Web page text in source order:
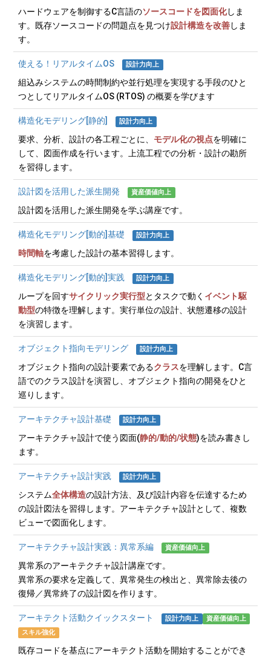
ハードウェアを制御するC言語のソースコードを図面化しま
す。既存ソースコードの問題点を見つけ設計構造を改善しま
す。
使える！リアルタイムOS 設計力向上
組込みシステムの時間制約や並行処理を実現する手段のひと
つとしてリアルタイムOS (RTOS) の概要を学びます
構造化モデリング[静的] 設計力向上
要求、分析、設計の各工程ごとに、 モデル化の視点を明確に
して、図面作成を行います。上流工程での分析・設計の勘所
を習得します。
設計図を活用した派生開発 資産価値向上
設計図を活用した派生開発を学ぶ講座です。
構造化モデリング[動的]基礎 設計力向上
時間軸を考慮した設計の基本習得します。
構造化モデリング[動的]実践 設計力向上
ループを回すサイクリック実行型とタスクで動く イベント駆
動型の特徴を理解します。実行単位の設計、状態遷移の設計
を演習します。
オブジェクト指向モデリング 設計力向上
オブジェクト指向の設計要素であるクラスを理解します。C言
語でのクラス設計を演習し、オブジェクト指向の開発をひと
巡りします。
アーキテクチャ設計基礎 設計力向上
アーキテクチャ設計で使う図面(静的/動的/状態)を読み書きし
ます。
アーキテクチャ設計実践 設計力向上
システム全体構造の設計方法、及び設計内容を伝達するため
の設計図法を習得します。アーキテクチャ設計として、複数
ビューで図面化します。
アーキテクチャ設計実践：異常系編 資産価値向上
異常系のアーキテクチャ設計講座です。
異常系の要求を定義して、異常発生の検出と、異常除去後の
復帰／異常終了の設計図を作ります。
アーキテクト活動クイックスタート 設計力向上
資産価値向上
スキル強化
既存コードを基点にアーキテクト活動を開始することができ